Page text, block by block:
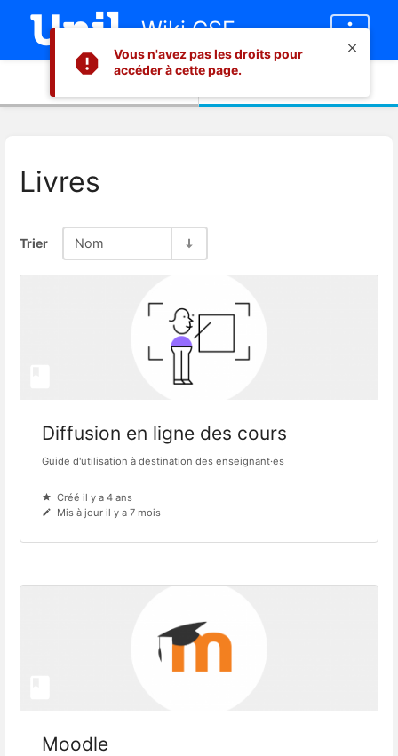
Vous n'avez pas les droits pour
accéder à cette page.
Wiki CSE
Livres
Trier Nom
Diffusion en ligne des cours
Guide d'utilisation à destination des enseignant·es
Créé il y a 4 ans
Mis à jour il y a 7 mois
Moodle